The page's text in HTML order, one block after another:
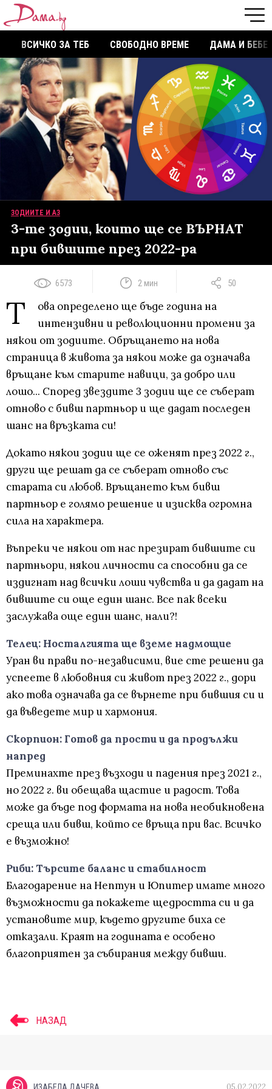
ВСИЧКО ЗА ТЕБ СВОБОДНО ВРЕМЕ ДАМА И БЕБЕ
ЗОДИИТЕ И АЗ
3-те зодии, които ще се ВЪРНАТ
при бившите през 2022-ра
6573 2 мин 50
Т
ова определено ще бъде година на
интензивни и революционни промени за
някои от зодиите. Обръщането на нова
страница в живота за някои може да означава
връщане към старите навици, за добро или
лошо... Според звездите 3 зодии ще се съберат
отново с бивш партньор и ще дадат последен
шанс на връзката си!
Докато някои зодии ще се оженят през 2022 г.,
други ще решат да се съберат отново със
старата си любов. Връщането към бивш
партньор е голямо решение и изисква огромна
сила на характера.
Въпреки че някои от нас презират бившите си
партньори, някои личности са способни да се
издигнат над всички лоши чувства и да дадат на
бившите си още един шанс. Все пак всеки
заслужава още един шанс, нали?!
Телец: Носталгията ще вземе надмощие
Уран ви прави по-независими, вие сте решени да
успеете в любовния си живот през 2022 г., дори
ако това означава да се върнете при бившия си и
да въведете мир и хармония.
Скорпион: Готов да прости и да продължи
напред
Преминахте през възходи и падения през 2021 г.,
но 2022 г. ви обещава щастие и радост. Това
може да бъде под формата на нова необикновена
среща или бивш, който се връща при вас. Всичко
е възможно!
Риби: Търсите баланс и стабилност
Благодарение на Нептун и Юпитер имате много
възможности да покажете щедростта си и да
установите мир, където другите биха се
отказали. Краят на годината е особено
благоприятен за събирания между бивши.
НАЗАД